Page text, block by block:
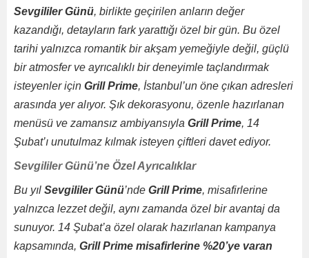
Sevgililer Günü, birlikte geçirilen anların değer
kazandığı, detayların fark yarattığı özel bir gün. Bu özel
tarihi yalnızca romantik bir akşam yemeğiyle değil, güçlü
bir atmosfer ve ayrıcalıklı bir deneyimle taçlandırmak
isteyenler için Grill Prime, İstanbul’un öne çıkan adresleri
arasında yer alıyor. Şık dekorasyonu, özenle hazırlanan
menüsü ve zamansız ambiyansıyla Grill Prime, 14
Şubat’ı unutulmaz kılmak isteyen çiftleri davet ediyor.
Sevgililer Günü’ne Özel Ayrıcalıklar
Bu yıl Sevgililer Günü’nde Grill Prime, misafirlerine
yalnızca lezzet değil, aynı zamanda özel bir avantaj da
sunuyor. 14 Şubat’a özel olarak hazırlanan kampanya
kapsamında, Grill Prime misafirlerine %20’ye varan